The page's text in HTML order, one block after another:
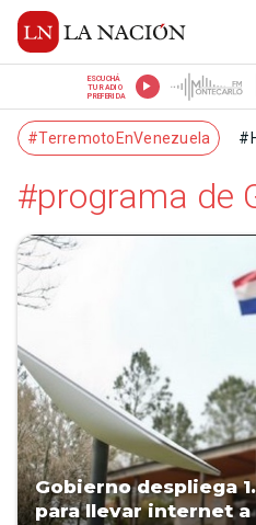
ESCUCHÁ
TU RADIO
PREFERIDA
#TerremotoEnVenezuela
#programa de
Gobierno despliega
para llevar internet